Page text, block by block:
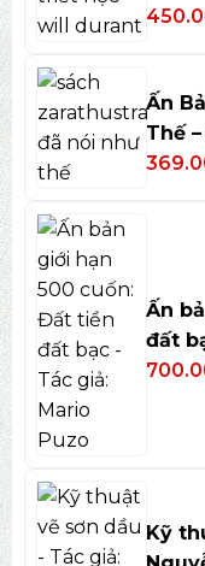
Ấn
Thế
Duy
Ấn
đất
Kỹ